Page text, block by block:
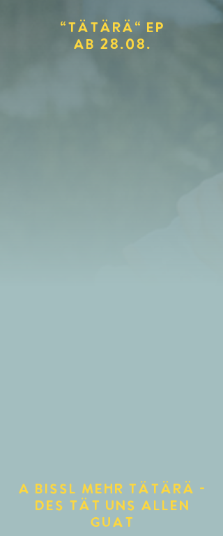
"TÄTÄRÄ" EP
ab 28.08.
a bissl mehr TÄTÄRÄ -
des tÄt uns allen
guat